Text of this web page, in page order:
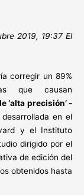
2019, 19:37 El
corregir un 89%
que causan
‘alta precisión’ -
en el
y el Instituto
dirigido por el
de edición del
obtenidos hasta